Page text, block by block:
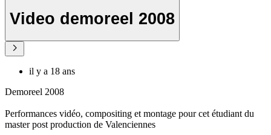
Video demoreel 2008
il y a 18 ans
Demoreel 2008
Performances vidéo, compositing et montage pour cet étudiant du
master post production de Valenciennes